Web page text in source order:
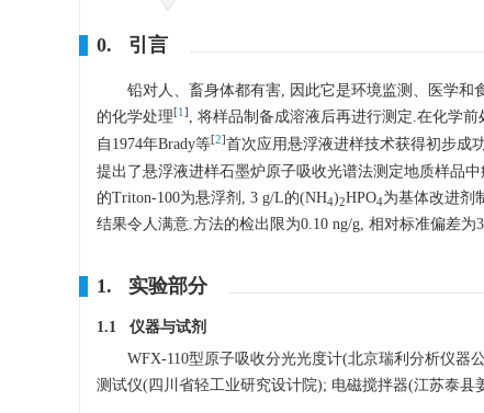
0. 引言
铅对人、畜身体都有害, 因此它是环境监测、医学
的化学处理[1 ] , 将样品制备成溶液后再进行测定.在化学
自1974年Brady等[2]首次应用悬浮液进样技术获得初步成
提出了悬浮液进样石墨炉原子吸收光谱法测定地质样品
的Triton-100为悬浮剂, 3 g/L的(NH4)2HPO4为基体改进剂
结果令人满意.方法的检出限为0.10 ng/g, 相对标准偏差为
1. 实验部分
1.1 仪器与试剂
WFX-110型原子吸收分光光度计(北京瑞利分析仪器
测试仪(四川省轻工业研究设计院); 电磁搅拌器(江苏泰县